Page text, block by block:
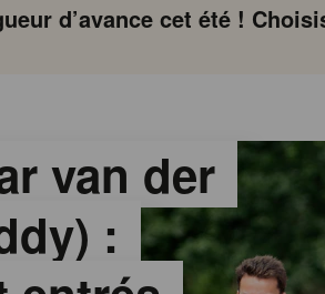
d’avance cet été !
van der
: